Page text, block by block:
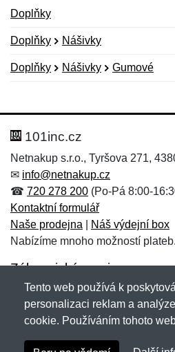
Doplňky
Doplňky Nášivky
Doplňky Nášivky Gumové
Hodnocení:
Jméno: *
Zpráva*
Jméno:
E-mail:*
101inc.cz
Netnakup s.r.o., Tyršova 271,
✉ info@netnakup.cz
☎ 720 278 200 (Po-Pá 8:00-
Kontaktní formulář
Naše prodejna
Náš výdejní box
Nabízíme mnoho možností plateb.
Zákaznický servis
Novinky emailem
Copyright © 2007-2026 (19 let s
Tento web používá k
personalizaci reklam a
cookie. Používáním tohoto